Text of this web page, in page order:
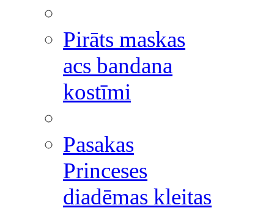
Pirāts maskas
acs bandana
kostīmi
Pasakas
Princeses
diadēmas kleitas